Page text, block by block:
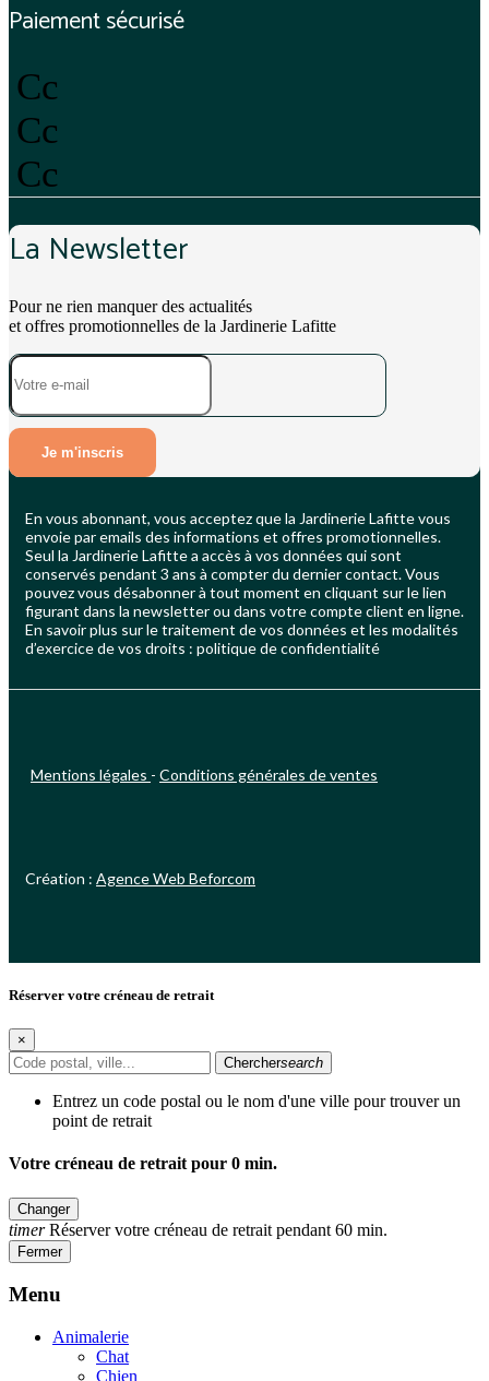
Paiement sécurisé
Cc
Cc
Cc
La Newsletter
Pour ne rien manquer des actualités
et offres promotionnelles de la Jardinerie Lafitte
Je m'inscris
En vous abonnant, vous acceptez que la Jardinerie Lafitte vous
envoie par emails des informations et offres promotionnelles.
Seul la Jardinerie Lafitte a accès à vos données qui sont
conservés pendant 3 ans à compter du dernier contact. Vous
pouvez vous désabonner à tout moment en cliquant sur le lien
figurant dans la newsletter ou dans votre compte client en ligne.
En savoir plus sur le traitement de vos données et les modalités
d’exercice de vos droits : politique de confidentialité
Mentions légales - Conditions générales de ventes
Création : Agence Web Beforcom
Réserver votre créneau de retrait
×
Cherchersearch
Entrez un code postal ou le nom d'une ville pour trouver un
point de retrait
Votre créneau de retrait pour 0 min.
Changer
timerRéserver votre créneau de retrait pendant 60 min.
Fermer
Menu
Animalerie
Chat
Chien